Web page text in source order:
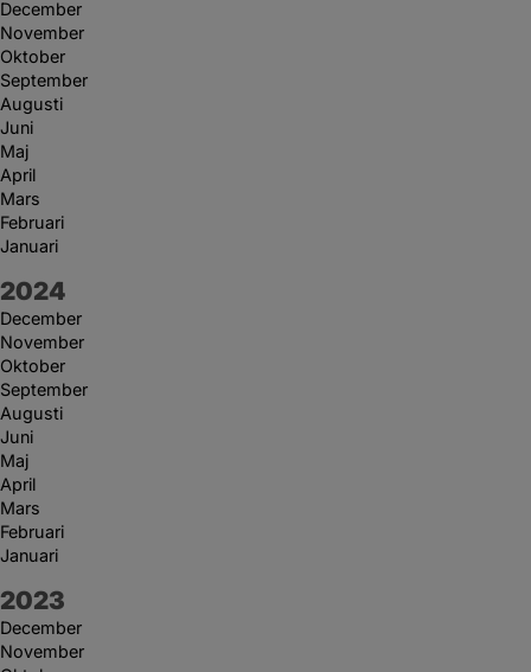
December
November
Oktober
September
Augusti
Juni
Maj
April
Mars
Februari
Januari
År:
2024
December
November
Oktober
September
Augusti
Juni
Maj
April
Mars
Februari
Januari
År:
2023
December
November